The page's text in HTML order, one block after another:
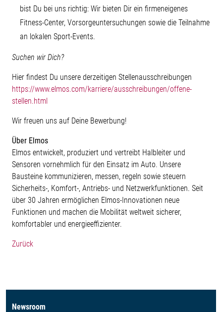
bist Du bei uns richtig: Wir bieten Dir ein firmeneigenes
Fitness-Center, Vorsorgeuntersuchungen sowie die Teilnahme
an lokalen Sport-Events.
Suchen wir Dich?
Hier findest Du unsere derzeitigen Stellenausschreibungen
https://www.elmos.com/karriere/ausschreibungen/offene-
stellen.html
Wir freuen uns auf Deine Bewerbung!
Über Elmos
Elmos entwickelt, produziert und vertreibt Halbleiter und
Sensoren vornehmlich für den Einsatz im Auto. Unsere
Bausteine kommunizieren, messen, regeln sowie steuern
Sicherheits-, Komfort-, Antriebs- und Netzwerkfunktionen. Seit
über 30 Jahren ermöglichen Elmos-Innovationen neue
Funktionen und machen die Mobilität weltweit sicherer,
komfortabler und energieeffizienter.
Zurück
Newsroom